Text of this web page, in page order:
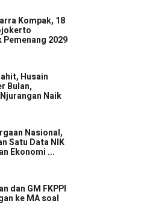
Kompak, 18
2029
Husain
Bulan,
Naik
Nasional,
Satu Data NIK
Ekonomi ...
dan GM FKPPI
ke MA soal